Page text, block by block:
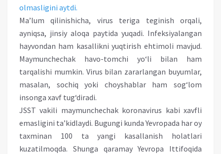
olmasligini aytdi.
Ma’lum qilinishicha, virus teriga teginish orqali,
ayniqsa, jinsiy aloqa paytida yuqadi. Infeksiyalangan
hayvondan ham kasallikni yuqtirish ehtimoli mavjud.
Maymunchechak havo-tomchi yo‘li bilan ham
tarqalishi mumkin. Virus bilan zararlangan buyumlar,
masalan, sochiq yoki choyshablar ham sog‘lom
insonga xavf tug‘diradi.
JSST vakili maymunchechak koronavirus kabi xavfli
emasligini ta’kidlaydi. Bugungi kunda Yevropada har oy
taxminan 100 ta yangi kasallanish holatlari
kuzatilmoqda. Shunga qaramay Yevropa Ittifoqida